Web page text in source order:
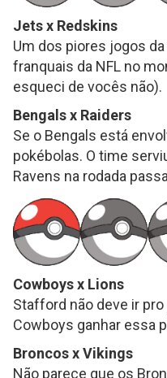
Jets x Redskins
Um dos piores jogos
franquais da NFL no
esqueci de vocês não).
Bengals x Raiders
Se o Bengals está
pokébolas. O time
Ravens na rodada
Cowboys x Lions
Stafford não deve ir
Cowboys ganhar essa
Broncos x Vikings
Não parece que os